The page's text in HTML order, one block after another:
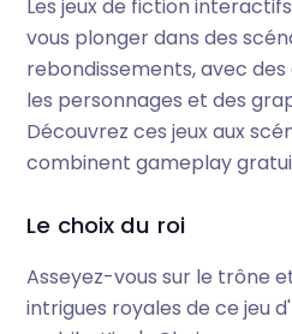
Les jeux de fiction
vous plonger dans des
rebondissements, avec
les personnages et des
Découvrez ces jeux aux
combinent gameplay
Le choix du roi
Asseyez-vous sur le trône
intrigues royales de ce jeu